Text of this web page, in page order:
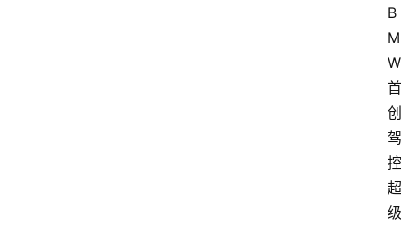
B
M
W
首
创
驾
控
超
级